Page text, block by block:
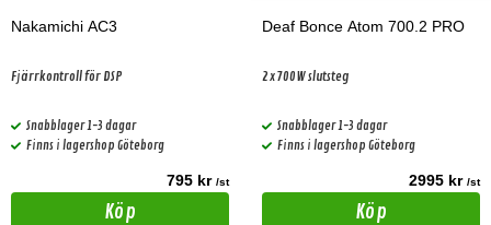
Nakamichi AC3
Fjärrkontroll för DSP
Snabblager 1-3 dagar
Finns i lagershop Göteborg
795 kr /st
Köp
Deaf Bonce Atom 700.2 PRO
2x700W slutsteg
Snabblager 1-3 dagar
Finns i lagershop Göteborg
2995 kr /st
Köp